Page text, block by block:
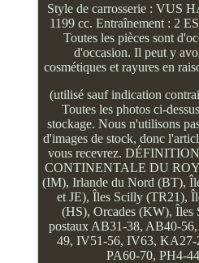
Style de carrosserie : VUS
1199 cc. Entraînement : 2
Toutes les pièces sont
d'occasion. Il peut y
cosmétiques et rayures en
(utilisé sauf indication
Toutes les photos ci-
stockage. Nous n'utilisons
d'images de stock, donc
vous recevrez.
CONTINENTALE DU
(IM), Irlande du Nord (BT),
et JE), Îles Scilly (TR21),
(HS), Orcades (KW), Îles
postaux AB31-38, AB40-
49, IV51-56, IV63, KA27-
PA60-70, PH4-